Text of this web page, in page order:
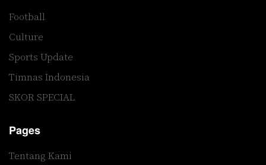
Football
Culture
Sports Update
Timnas Indonesia
SKOR SPECIAL
Pages
Tentang Kami